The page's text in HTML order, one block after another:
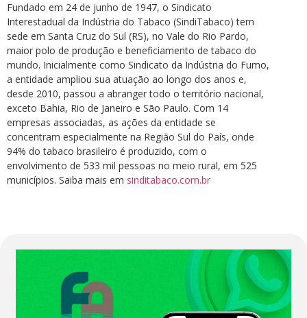
Fundado em 24 de junho de 1947, o Sindicato
Interestadual da Indústria do Tabaco (SindiTabaco) tem
sede em Santa Cruz do Sul (RS), no Vale do Rio Pardo,
maior polo de produção e beneficiamento de tabaco do
mundo. Inicialmente como Sindicato da Indústria do Fumo,
a entidade ampliou sua atuação ao longo dos anos e,
desde 2010, passou a abranger todo o território nacional,
exceto Bahia, Rio de Janeiro e São Paulo. Com 14
empresas associadas, as ações da entidade se
concentram especialmente na Região Sul do País, onde
94% do tabaco brasileiro é produzido, com o
envolvimento de 533 mil pessoas no meio rural, em 525
municípios. Saiba mais em sinditabaco.com.br